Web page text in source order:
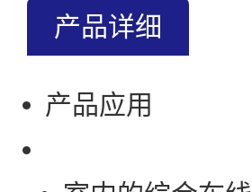
产品详细
产品应用